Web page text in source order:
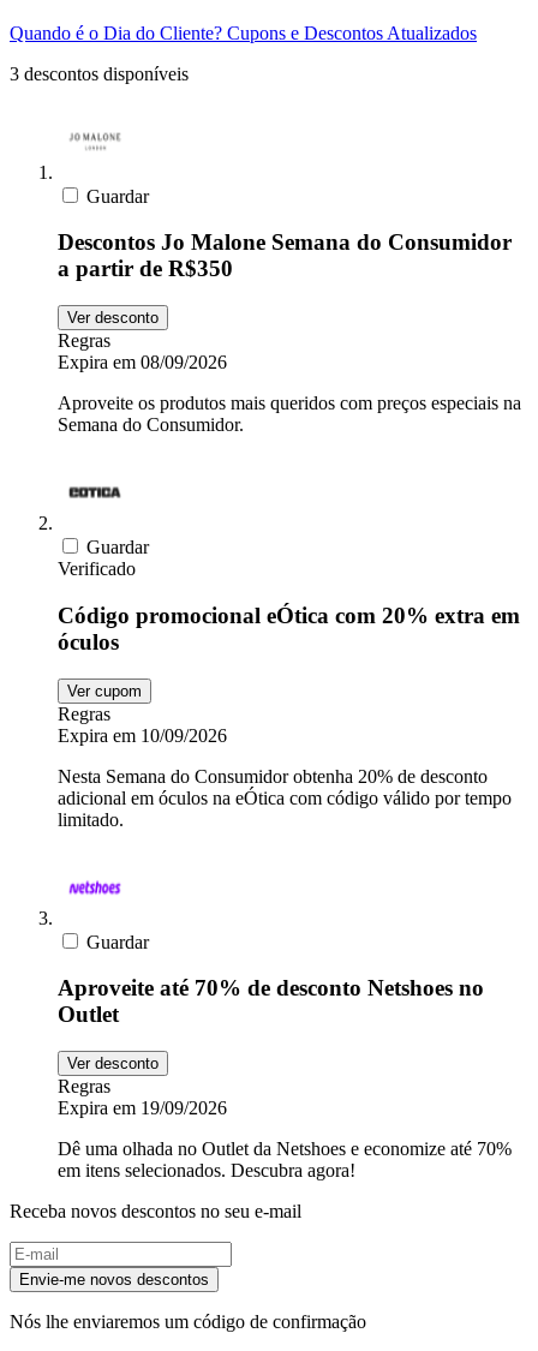
Samsung
adidas
Fast Shop
MadeiraMadeira
Nike
Insider
Electrolux
Viagens e
Saúde e
Beleza
Motos
Animais
Lojas de
departamento
Quando é o Dia do Cliente? Cupons e Descontos Atualizados
3 descontos disponíveis
Guardar
Descontos Jo Malone Semana do Consumidor
a partir de R$350
Ver desconto
Regras
Expira em 08/09/2026
Aproveite os produtos mais queridos com preços especiais na
Semana do Consumidor.
Guardar
Verificado
Código promocional eÓtica com 20% extra em
óculos
Ver cupom
Regras
Expira em 10/09/2026
Nesta Semana do Consumidor obtenha 20% de desconto
adicional em óculos na eÓtica com código válido por tempo
limitado.
Guardar
Aproveite até 70% de desconto Netshoes no
Outlet
Ver desconto
Regras
Expira em 19/09/2026
Dê uma olhada no Outlet da Netshoes e economize até 70%
em itens selecionados. Descubra agora!
Receba novos descontos no seu e-mail
Envie-me novos descontos
Nós lhe enviaremos um código de confirmação